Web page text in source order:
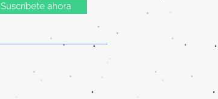
Suscríbete ahora